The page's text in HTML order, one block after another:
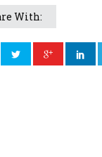
With: